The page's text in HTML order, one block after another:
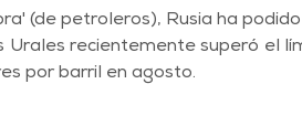
(de petroleros), Rusia ha
Urales recientemente superó el
por barril en agosto.